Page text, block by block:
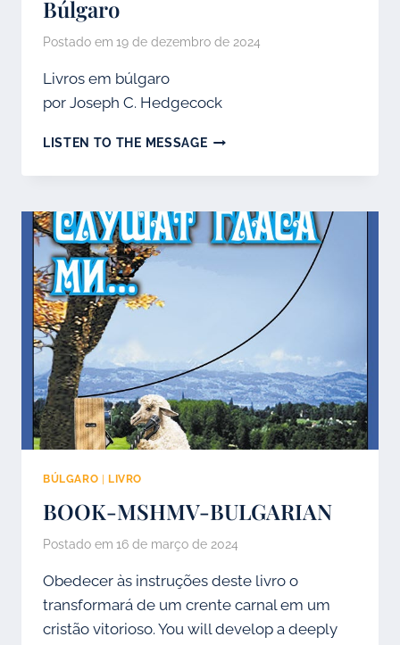
Búlgaro
Postado em 19 de dezembro de 2024
Livros em búlgaro
por Joseph C. Hedgecock
LISTEN TO THE MESSAGEBÚLGARO
BÚLGARO | LIVRO
BOOK-MSHMV-BULGARIAN
Postado em 16 de março de 2024
Obedecer às instruções deste livro o
transformará de um crente carnal em um
cristão vitorioso. You will develop a deeply